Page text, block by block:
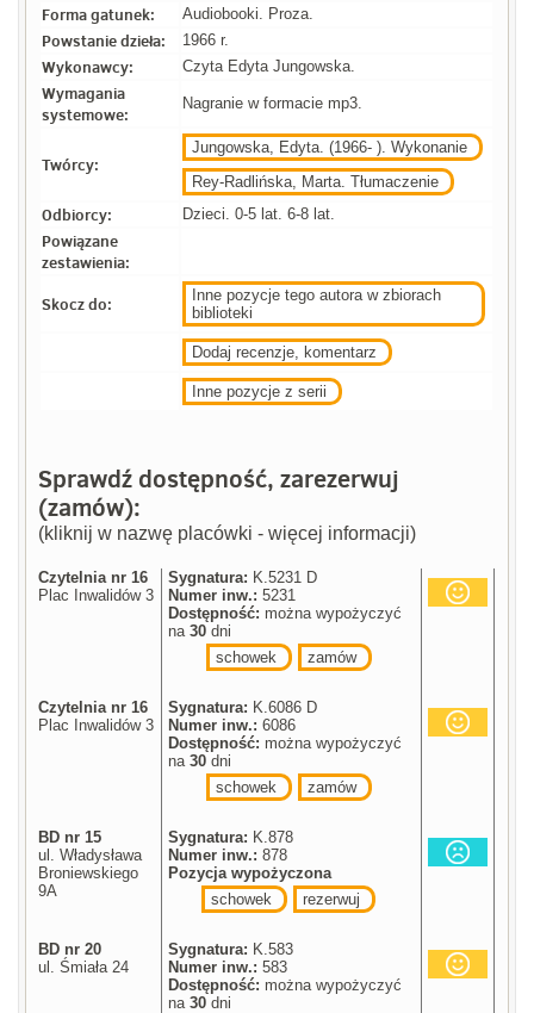
Forma gatunek: Audiobooki. Proza.
Powstanie dzieła: 1966 r.
Wykonawcy: Czyta Edyta Jungowska.
Wymagania
systemowe:
Nagranie w formacie mp3.
Twórcy:
Jungowska, Edyta. (1966- ). Wykonanie
Rey-Radlińska, Marta. Tłumaczenie
Odbiorcy: Dzieci. 0-5 lat. 6-8 lat.
Powiązane
zestawienia:
Skocz do:
Inne pozycje tego autora w zbiorach
biblioteki
Dodaj recenzje, komentarz
Inne pozycje z serii
Sprawdź dostępność, zarezerwuj
(zamów):
(kliknij w nazwę placówki - więcej informacji)
Czytelnia nr 16
Plac Inwalidów 3
Sygnatura: K.5231 D
Numer inw.: 5231
Dostępność: można wypożyczyć
na30 dni
schowek
zamów
Czytelnia nr 16
Plac Inwalidów 3
Sygnatura: K.6086 D
Numer inw.: 6086
Dostępność: można wypożyczyć
na30 dni
schowek
zamów
BD nr 15
ul. Władysława
Broniewskiego
9A
Sygnatura: K.878
Numer inw.: 878
Pozycja wypożyczona
schowek
rezerwuj
BD nr 20
ul. Śmiała 24
Sygnatura: K.583
Numer inw.: 583
Dostępność: można wypożyczyć
na30 dni